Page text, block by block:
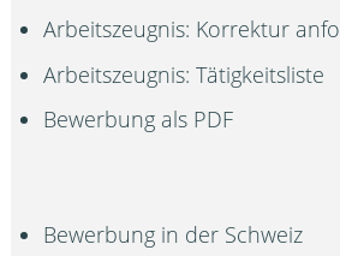
Arbeitszeugnis: Korrektur
Arbeitszeugnis: Tätigkeitsliste
Bewerbung als PDF
Bewerbung in der Schweiz